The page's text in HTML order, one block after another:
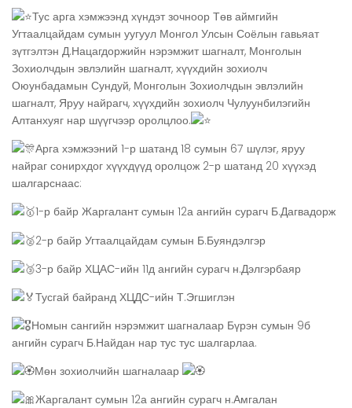
Тус арга хэмжээнд хүндэт зочноор Төв аймгийн
Угтаалцайдам сумын уугуул Монгол Улсын Соёлын гавьяат
зүтгэлтэн Д.Нацагдоржийн нэрэмжит шагналт, Монголын
Зохиолчдын эвлэлийн шагналт, хүүхдийн зохиолч
Оюунбадамын Сундуй, Монголын Зохиолчдын эвлэлийн
шагналт, Яруу найрагч, хүүхдийн зохиолч Чулуунбилэгийн
Алтанхуяг нар шүүгчээр оролцлоо.
Арга хэмжээний 1-р шатанд 18 сумын 67 шүлэг, яруу
найраг сонирхдог хүүхдүүд оролцож 2-р шатанд 20 хүүхэд
шалгарснаас:
1-р байр Жаргалант сумын 12а ангийн сурагч Б.Дагвадорж
2-р байр Угтаалцайдам сумын Б.Буяндэлгэр
3-р байр ХЦАС-ийн 11д ангийн сурагч н.Дэлгэрбаяр
Тусгай байранд ХЦДС-ийн Т.Эгшиглэн
Номын сангийн нэрэмжит шагналаар Бүрэн сумын 9б
ангийн сурагч Б.Найдан нар тус тус шалгарлаа.
Мөн зохиолчийн шагналаар
Жаргалант сумын 12а ангийн сурагч н.Амгалан